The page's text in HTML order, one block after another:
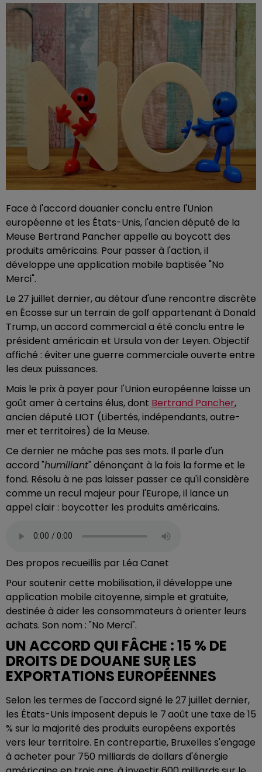
Face à l'accord douanier conclu entre l'Union
européenne et les États-Unis, l'ancien député de la
Meuse Bertrand Pancher appelle au boycott des
produits américains. Pour passer à l'action, il
développe une application mobile baptisée "No
Merci".
Le 27 juillet dernier, au détour d'une rencontre discrète
en Écosse sur un terrain de golf appartenant à Donald
Trump, un accord commercial a été conclu entre le
président américain et Ursula von der Leyen. Objectif
affiché : éviter une guerre commerciale ouverte entre
les deux puissances.
Mais le prix à payer pour l'Union européenne laisse un
goût amer à certains élus, dont Bertrand Pancher,
ancien député LIOT (Libertés, indépendants, outre-
mer et territoires) de la Meuse.
Ce dernier ne mâche pas ses mots. Il parle d'un
accord "humiliant" dénonçant à la fois la forme et le
fond. Résolu à ne pas laisser passer ce qu'il considère
comme un recul majeur pour l'Europe, il lance un
appel clair : boycotter les produits américains.
Des propos recueillis par Léa Canet
Pour soutenir cette mobilisation, il développe une
application mobile citoyenne, simple et gratuite,
destinée à aider les consommateurs à orienter leurs
achats. Son nom : "No Merci".
UN ACCORD QUI FÂCHE : 15 % DE
DROITS DE DOUANE SUR LES
EXPORTATIONS EUROPÉENNES
Selon les termes de l'accord signé le 27 juillet dernier,
les États-Unis imposent depuis le 7août une taxe de 15
% sur la majorité des produits européens exportés
vers leur territoire. En contrepartie, Bruxelles s'engage
à acheter pour 750 milliards de dollars d'énergie